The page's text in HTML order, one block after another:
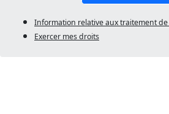
Information relative aux traitement
Exercer mes droits